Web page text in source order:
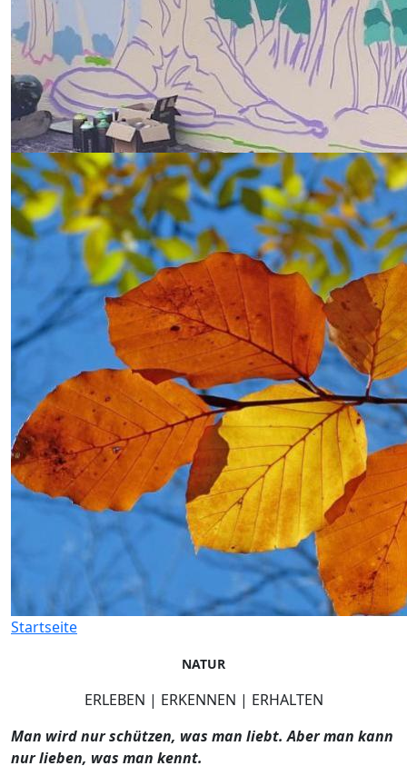
Startseite
NATUR
ERLEBEN | ERKENNEN | ERHALTEN
Man wird nur schützen, was man liebt. Aber man kann
nur lieben, was man kennt.